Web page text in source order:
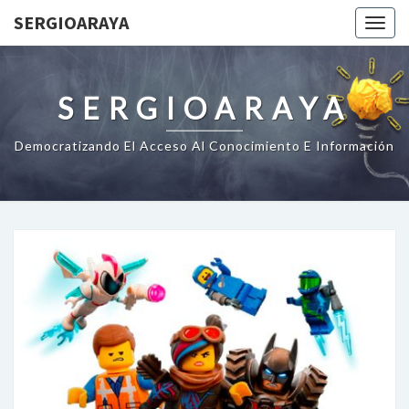
SERGIOARAYA
SERGIOARAYA
Democratizando El Acceso Al Conocimiento E Información